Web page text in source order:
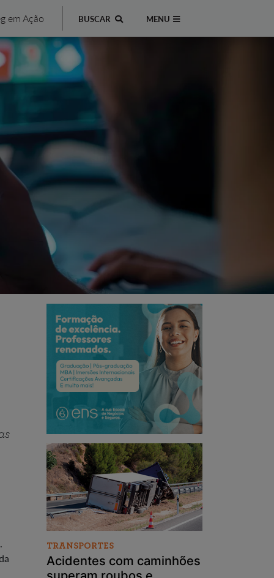
em Ação BUSCAR MENU
TRANSPORTES
Acidentes com caminhões